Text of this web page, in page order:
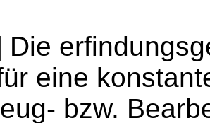
Die
eine
bzw.